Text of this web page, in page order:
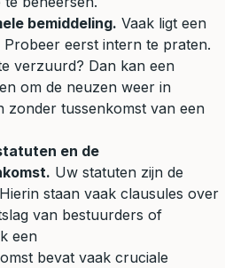
bemiddeling. Vaak ligt een
Probeer eerst intern te praten.
verzuurd? Dan kan een
om de neuzen weer in
zonder tussenkomst van een
en de
Uw statuten zijn de
staan vaak clausules over
van bestuurders of
een
bevat vaak cruciale